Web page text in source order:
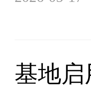
基地